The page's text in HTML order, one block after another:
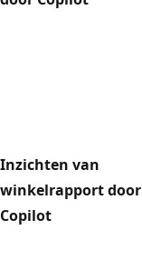
Inzichten van
winkelrapport door
Copilot